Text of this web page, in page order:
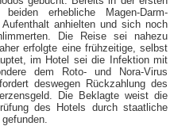
erhebliche Magen-Darm-
anhielten und sich noch
Die Reise sei nahezu
erfolgte eine frühzeitige, selbst
im Hotel sei die Infektion mit
dem Roto- und Nora-Virus
deswegen Rückzahlung des
Die Beklagte weist die
des Hotels durch staatliche